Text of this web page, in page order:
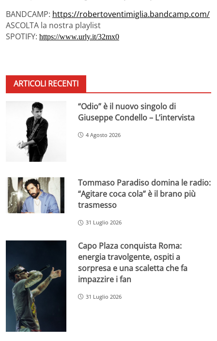
BANDCAMP: https://robertoventimiglia.bandcamp.com/
ASCOLTA la nostra playlist
SPOTIFY: https://www.urly.it/32mx0
ARTICOLI RECENTI
“Odio” è il nuovo singolo di
Giuseppe Condello – L’intervista
4 Agosto 2026
Tommaso Paradiso domina le radio:
“Agitare coca cola” è il brano più
trasmesso
31 Luglio 2026
Capo Plaza conquista Roma:
energia travolgente, ospiti a
sorpresa e una scaletta che fa
impazzire i fan
31 Luglio 2026